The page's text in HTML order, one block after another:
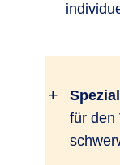
für den